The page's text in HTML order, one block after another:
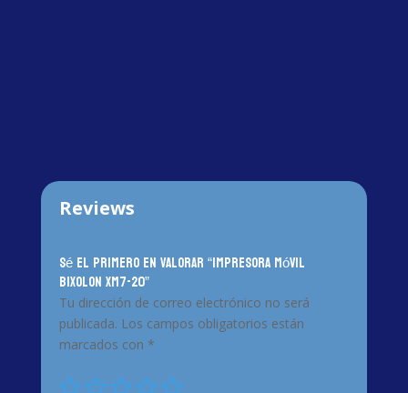
Reviews
Sé el primero en valorar “Impresora móvil
BIXOLON XM7-20”
Tu dirección de correo electrónico no será
publicada. Los campos obligatorios están
marcados con *